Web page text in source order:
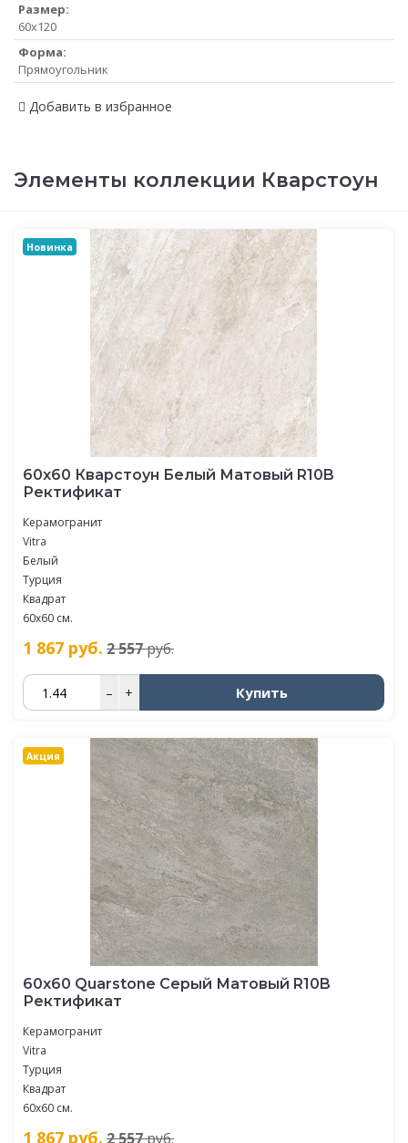
Размер:
60х120
Форма:
Прямоугольник
Добавить в избранное
Элементы коллекции Кварстоун
Новинка
60х60 Кварстоун Белый Матовый R10B
Ректификат
Керамогранит
Vitra
Белый
Турция
Квадрат
60х60 см.
1 867 руб. 2 557руб.
– + Купить
Акция
60х60 Quarstone Серый Матовый R10B
Ректификат
Керамогранит
Vitra
Турция
Квадрат
60х60 см.
1 867 руб. 2 557руб.